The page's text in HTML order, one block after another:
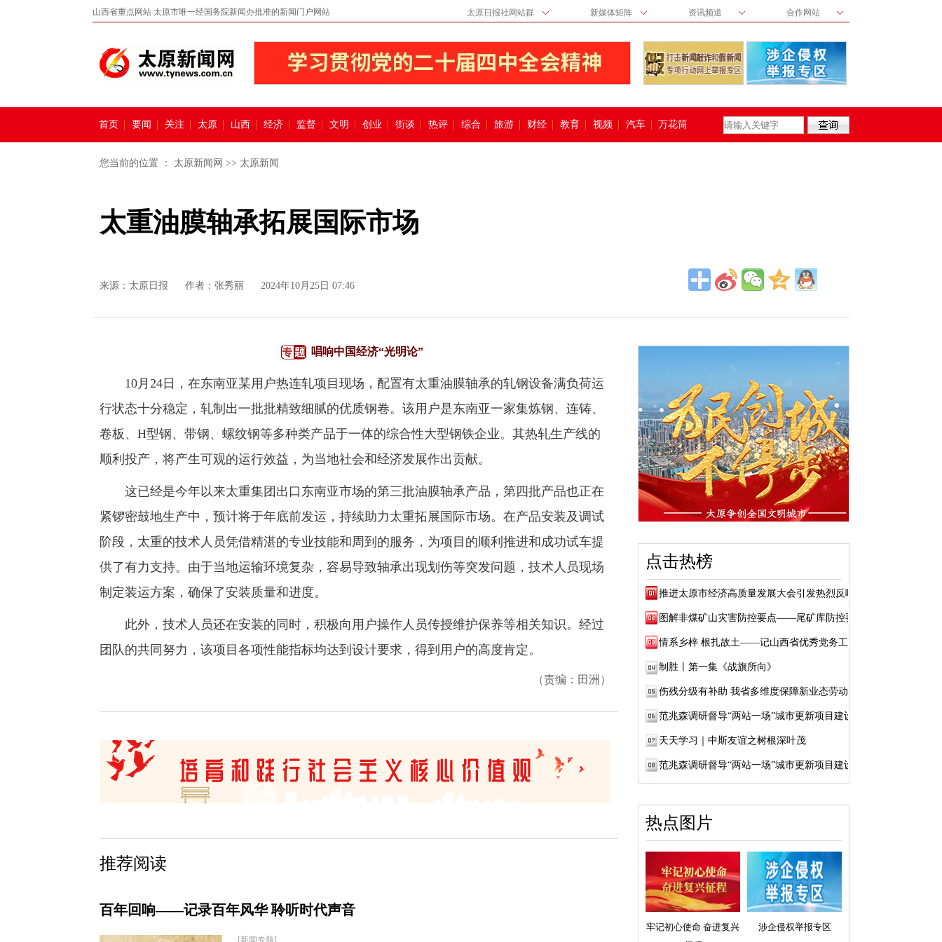
山西省重点网站 太原市唯一经国务院新闻办批准的新闻门户网站 太原日报社网站群 新媒体矩阵 资讯频道 合作网站
首页 要闻 关注 太原 山西 经济 监督 文明 创业 街谈 热评 综合 旅游 财经 教育 视频 汽车 万花筒
您当前的位置 ： 太原新闻网 >> 太原新闻
太重油膜轴承拓展国际市场
来源： 太原日报 作者：张秀丽 2024年10月25日 07:46
唱响中国经济“光明论”
10月24日，在东南亚某用户热连轧项目现场，配置有太重油膜轴承的轧钢设备满负荷运
行状态十分稳定，轧制出一批批精致细腻的优质钢卷。该用户是东南亚一家集炼钢、连铸、
卷板、H型钢、带钢、螺纹钢等多种类产品于一体的综合性大型钢铁企业。其热轧生产线的
顺利投产，将产生可观的运行效益，为当地社会和经济发展作出贡献。
这已经是今年以来太重集团出口东南亚市场的第三批油膜轴承产品，第四批产品也正在
紧锣密鼓地生产中，预计将于年底前发运，持续助力太重拓展国际市场。在产品安装及调试
阶段，太重的技术人员凭借精湛的专业技能和周到的服务，为项目的顺利推进和成功试车提
供了有力支持。由于当地运输环境复杂，容易导致轴承出现划伤等突发问题，技术人员现场
制定装运方案，确保了安装质量和进度。
此外，技术人员还在安装的同时，积极向用户操作人员传授维护保养等相关知识。经过
团队的共同努力，该项目各项性能指标均达到设计要求，得到用户的高度肯定。
（责编：田洲）
推荐阅读
百年回响——记录百年风华 聆听时代声音
[新闻专题]
点击热榜
推进太原市经济高质量发展大会引发热烈反响
图解非煤矿山灾害防控要点——尾矿库防控要点
情系乡梓 根扎故土——记山西省优秀党务工作...
制胜丨第一集《战旗所向》
伤残分级有补助 我省多维度保障新业态劳动者...
范兆森调研督导“两站一场”城市更新项目建设
天天学习｜中斯友谊之树根深叶茂
范兆森调研督导“两站一场”城市更新项目建设
热点图片
牢记初心使命 奋进复兴
涉企侵权举报专区